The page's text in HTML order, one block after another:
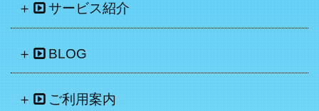
サービス紹介
BLOG
ご利用案内